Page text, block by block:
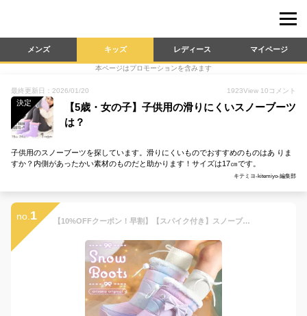
メンズ キッズ レディース マイページ
本ページはプロモーションを含みます
最終更新日：2026/01/20 1923View 10 コメント
決定
【5歳・女の子】子供用の滑りにくいスノーブーツ
は？
子供用のスノーブーツを探しています。滑りにくいものでおすすめのものはあ りま
すか？内側があったかい素材のものだと助かります！サイズは17㎝です。
キテミヨ-kitemiyo-編集部
no. 1 【10%OFFクーポン！早割】【スパイク付き】スノーブーツ キッズ 女の子 ジュニア スパイク 15cm 16cm 17cm 18cm 19cm 20cm 21cm 22cm 23cm 24cm [ キッズ ブーツ 子供 雪遊び 撥水 防寒 ピンク ラベンダー ミント ブルー ]